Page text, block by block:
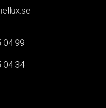
04 99
04 34